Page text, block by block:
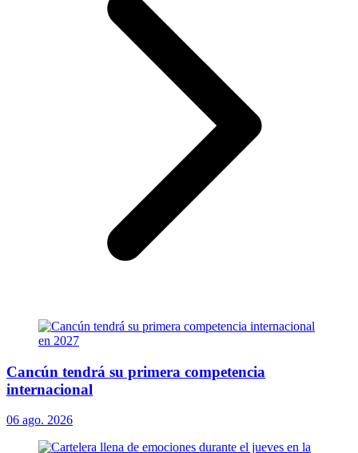
Cancún tendrá su primera competencia
internacional
06 ago. 2026